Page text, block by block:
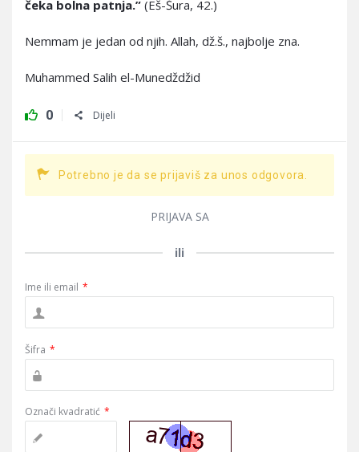
čeka bolna patnja.” (Eš-Šura, 42.)
Nemmam je jedan od njih. Allah, dž.š., najbolje zna.
Muhammed Salih el-Munedždžid
0 Dijeli
Potrebno je da se prijaviš za unos odgovora.
PRIJAVA SA
ili
Ime ili email *
Šifra *
Označi kvadratić *